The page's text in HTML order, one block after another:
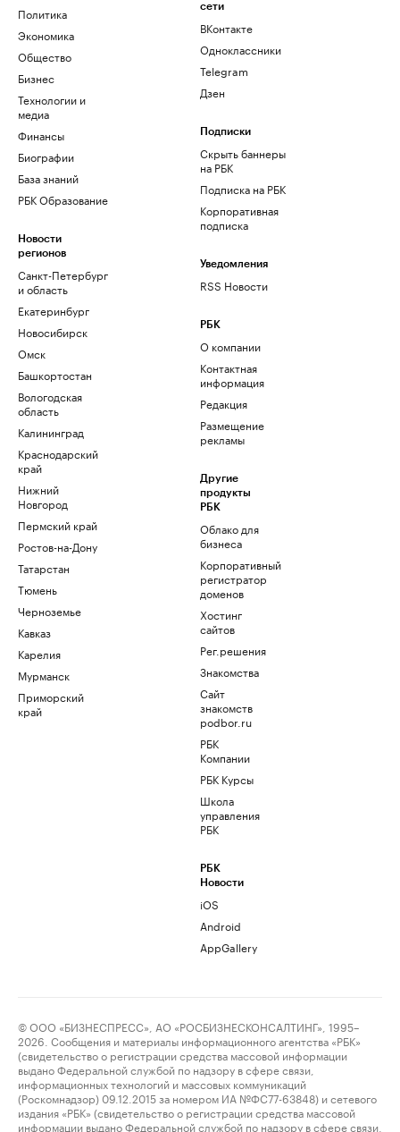
Политика
Экономика
Общество
Бизнес
Технологии и
медиа
Финансы
Биографии
База знаний
РБК Образование
Новости
регионов
Санкт-Петербург
и область
Екатеринбург
Новосибирск
Омск
Башкортостан
Вологодская
область
Калининград
Краснодарский
край
Нижний
Новгород
Пермский край
Ростов-на-Дону
Татарстан
Тюмень
Черноземье
Кавказ
Карелия
Мурманск
Приморский
край
сети
ВКонтакте
Одноклассники
Telegram
Дзен
Подписки
Скрыть баннеры
на РБК
Подписка на РБК
Корпоративная
подписка
Уведомления
RSS Новости
РБК
О компании
Контактная
информация
Редакция
Размещение
рекламы
Другие
продукты
РБК
Облако для
бизнеса
Корпоративный
регистратор
доменов
Хостинг
сайтов
Рег.решения
Знакомства
Сайт
знакомств
podbor.ru
РБК
Компании
РБК Курсы
Школа
управления
РБК
РБК
Новости
iOS
Android
AppGallery
© ООО «БИЗНЕСПРЕСС», АО «РОСБИЗНЕСКОНСАЛТИНГ», 1995–
2026. Сообщения и материалы информационного агентства «РБК»
(свидетельство о регистрации средства массовой информации
выдано Федеральной службой по надзору в сфере связи,
информационных технологий и массовых коммуникаций
(Роскомнадзор) 09.12.2015 за номером ИА №ФС77-63848) и сетевого
издания «РБК» (свидетельство о регистрации средства массовой
информации выдано Федеральной службой по надзору в сфере связи,